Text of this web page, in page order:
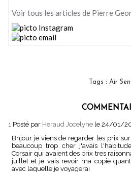
Voir tous les articles de Pierre
Tags : Air
1.Posté par Heraud Jocelyne le 24/01/
Bnjour je viens de regarder les prix
beaucoup trop cher j'avais
Corsair qui avaient des prix tres
juillet et je vais revoir ma copie
avec laquelle je voyagerai